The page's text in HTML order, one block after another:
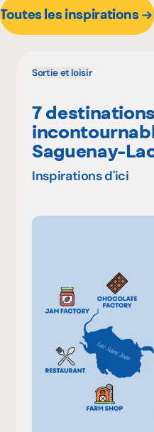
Toutes les inspirations
Sortie et loisir
7 destinations
Saguenay-
Inspirations d'ici